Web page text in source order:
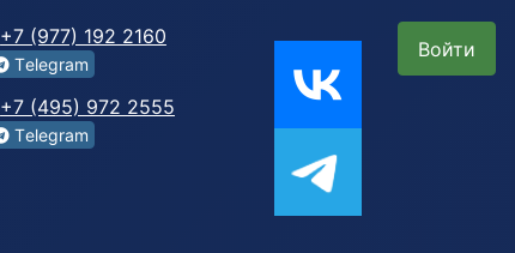
+7 (977) 192 2160
Tеlegrаm
+7 (495) 972 2555
Tеlegrаm
Войти